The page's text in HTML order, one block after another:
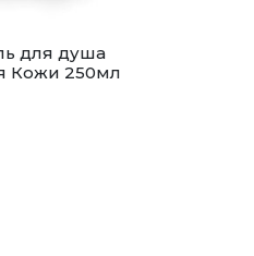
для душа
Кожи 250мл